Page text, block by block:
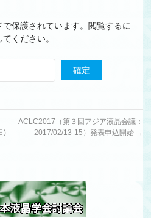
保護されています。閲覧するに
ください。
)
ACLC2017（第３回アジア液晶会議：
2017/02/13-15）発表申込開始 →